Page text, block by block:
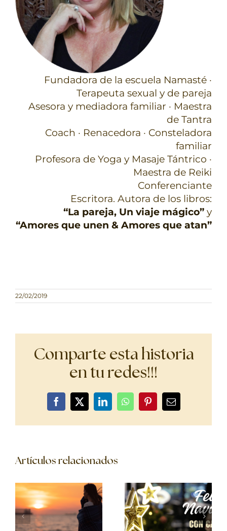
Fundadora de la escuela Namasté ·
Terapeuta sexual y de pareja
Asesora y mediadora familiar · Maestra
de Tantra
Coach · Renacedora · Consteladora
familiar
Profesora de Yoga y Masaje Tántrico ·
Maestra de Reiki
Conferenciante
Escritora. Autora de los libros:
“La pareja, Un viaje mágico” y
“Amores que unen & Amores que atan”
22/02/2019
Comparte esta historia
en tu redes!!!
Facebook
X LinkedInWhatsAppPinterestCorreo
Artículos relacionados